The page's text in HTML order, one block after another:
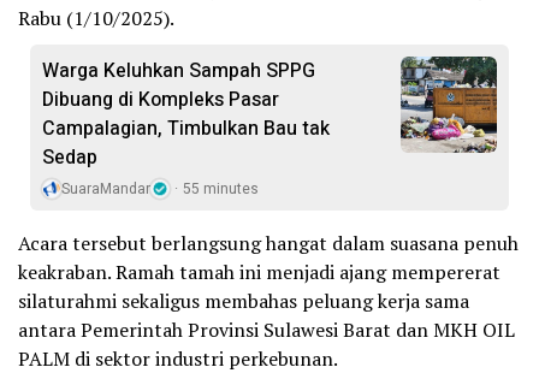
Rabu (1/10/2025).
Warga Keluhkan Sampah SPPG
Dibuang di Kompleks Pasar
Campalagian, Timbulkan Bau tak
Sedap
SuaraMandar 55 minutes
Acara tersebut berlangsung hangat dalam suasana penuh
keakraban. Ramah tamah ini menjadi ajang mempererat
silaturahmi sekaligus membahas peluang kerja sama
antara Pemerintah Provinsi Sulawesi Barat dan MKH OIL
PALM di sektor industri perkebunan.